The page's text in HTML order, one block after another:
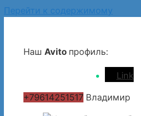
Перейти к содержимому
Наш Avito профиль:
Link
+79614251517 Владимир